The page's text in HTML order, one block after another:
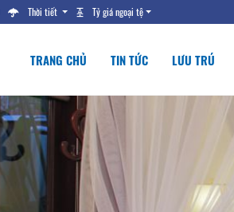
Thời tiết Tỷ giá ngoại tệ
TRANG CHỦ TIN TỨC LƯU TRÚ